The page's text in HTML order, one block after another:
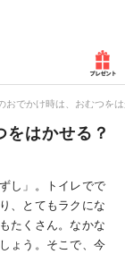
おでかけ時は、おむつを
をはかせる？
し」。トイレでで
、とてもラクにな
たくさん。なかな
ょう。そこで、今